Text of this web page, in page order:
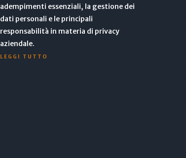
adempimenti essenziali, la gestione dei
dati personali e le principali
responsabilità in materia di privacy
aziendale.
LEGGI TUTTO